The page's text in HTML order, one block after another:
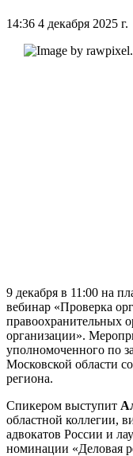
14:36 4 декабря 2025 г.
9 декабря в 11:00 на
вебинар «Проверка
правоохранительных
организации».
уполномоченного по
Московской области
региона.
Спикером выступит
областной коллегии,
адвокатов России и
номинации «Деловая